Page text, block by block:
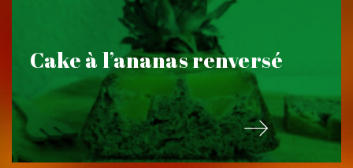
Cake à l’ananas renversé